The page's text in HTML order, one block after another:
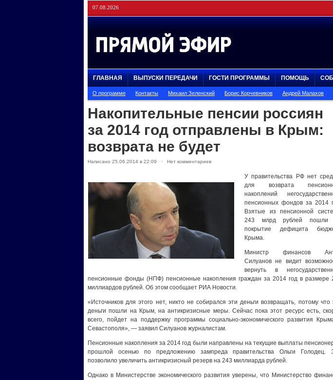
07.08.2026
ГЛАВНАЯ ВЫПУСКИ ПЕРЕДАЧИ ГОСТИ ПРОГРАММЫ ПОМОЩЬ
О программе Контакты Михаил Зеленский Борис Корчевников Андрей Малахов
Накопительные пенсии россиян
за 2014 год отправлены в Крым:
возврата не будет
Написано 25.06.2014 в 22:09 · Нет комментариев
У правительства РФ нет
для возврата
накоплений
пенсионных фондов за 2014
Взятые из пенсионной
243 млрд рублей пошли
покрытие дефицита
Крыма.
Министр финансов
Силуанов не видит
вернуть в
пенсионные фонды (НПФ) пенсионные накопления граждан за 2014 год в размере
миллиардов рублей. Об этом сообщает РИА Новости.
«Источников для этого нет, никто не собирался эти деньги возвращать, потому что
деньги пошли на Крым, на антикризисные меры. Сейчас пока этот ресурс есть,
всего, пойдет на поддержку программы социально-экономического развития
Севастополя», — заявил Силуанов журналистам.
Пенсионные накопления за 2014 год были направлены на текущие выплаты
прошлой осенью по предложению зампреда правительства Ольги Голодец.
позволило увеличить антикризисный резерв на 243 миллиарда рублей.
Однако в Министерстве экономического развития уверены, что Министерство